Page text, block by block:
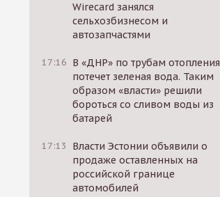
Wirecard занялся
сельхозбизнесом и
автозапчастями
17:16 В «ДНР» по трубам отопления
потечет зеленая вода. Таким
образом «власти» решили
бороться со сливом воды из
батарей
17:13
Власти Эстонии объявили о
продаже оставленных на
российской границе
автомобилей